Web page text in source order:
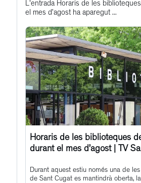
this
L'entrada Horaris de les
el mes d’agost ha aparegut ...
Horaris de les biblioteques
durant el mes d’agost | TV
Durant aquest estiu només una de
de Sant Cugat es mantindrà oberta,